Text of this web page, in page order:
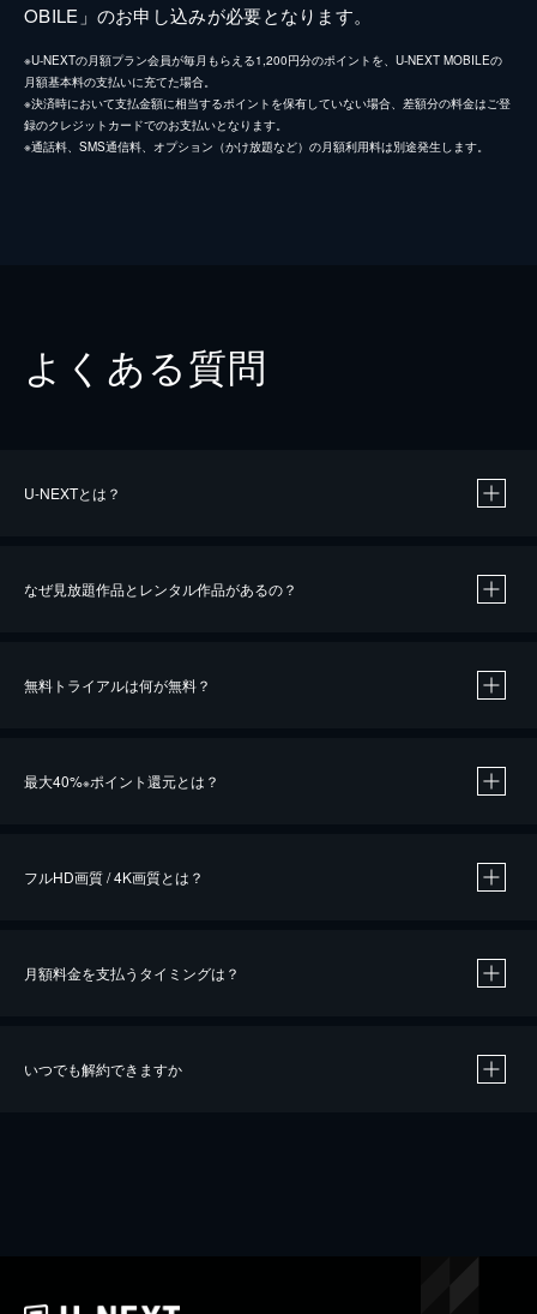
OBILE」のお申し込みが必要となります。
※U-NEXTの月額プラン会員が毎月もらえる1,200円分のポイントを、U-NEXT MOBILEの
月額基本料の支払いに充てた場合。
※決済時において支払金額に相当するポイントを保有していない場合、差額分の料金はご登
録のクレジットカードでのお支払いとなります。
※通話料、SMS通信料、オプション（かけ放題など）の月額利用料は別途発生します。
よくある質問
U-NEXTとは？
なぜ見放題作品とレンタル作品があるの？
無料トライアルは何が無料？
最大40%※ポイント還元とは？
※40％ポイント還元の対象は、クレジットカード決済による作品の購入 / レンタルです。
iOSアプリのUコイン決済による作品の購入 / レンタルは、20％のポイント還元です。
フルHD画質 / 4K画質とは？
月額料金を支払うタイミングは？
いつでも解約できますか